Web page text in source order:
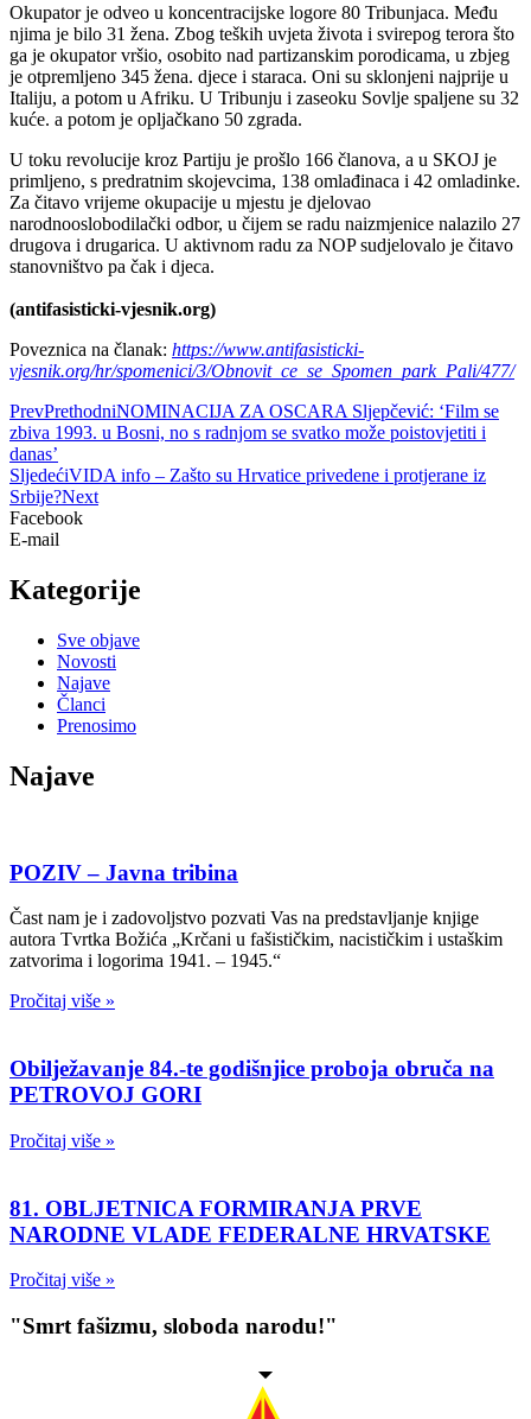
Okupator je odveo u koncentracijske logore 80 Tribunjaca. Među
njima je bilo 31 žena. Zbog teških uvjeta života i svirepog terora što
ga je okupator vršio, osobito nad partizanskim porodicama, u zbjeg
je otpremljeno 345 žena. djece i staraca. Oni su sklonjeni najprije u
Italiju, a potom u Afriku. U Tribunju i zaseoku Sovlje spaljene su 32
kuće. a potom je opljačkano 50 zgrada.
U toku revolucije kroz Partiju je prošlo 166 članova, a u SKOJ je
primljeno, s predratnim skojevcima, 138 omlađinaca i 42 omladinke.
Za čitavo vrijeme okupacije u mjestu je djelovao
narodnooslobodilački odbor, u čijem se radu naizmjenice nalazilo 27
drugova i drugarica. U aktivnom radu za NOP sudjelovalo je čitavo
stanovništvo pa čak i djeca.
(antifasisticki-vjesnik.org)
Poveznica na članak: https://www.antifasisticki-
vjesnik.org/hr/spomenici/3/Obnovit_ce_se_Spomen_park_Pali/477/
PrevPrethodniNOMINACIJA ZA OSCARA Sljepčević: ‘Film se
zbiva 1993. u Bosni, no s radnjom se svatko može poistovjetiti i
danas’
SljedećiVIDA info – Zašto su Hrvatice privedene i protjerane iz
Srbije?Next
Facebook
E-mail
Kategorije
Sve objave
Novosti
Najave
Članci
Prenosimo
Najave
POZIV – Javna tribina
Čast nam je i zadovoljstvo pozvati Vas na predstavljanje knjige
autora Tvrtka Božića „Krčani u fašističkim, nacističkim i ustaškim
zatvorima i logorima 1941. – 1945.“
Pročitaj više »
Obilježavanje 84.-te godišnjice proboja obruča na
PETROVOJ GORI
Pročitaj više »
81. OBLJETNICA FORMIRANJA PRVE
NARODNE VLADE FEDERALNE HRVATSKE
Pročitaj više »
"Smrt fašizmu, sloboda narodu!"